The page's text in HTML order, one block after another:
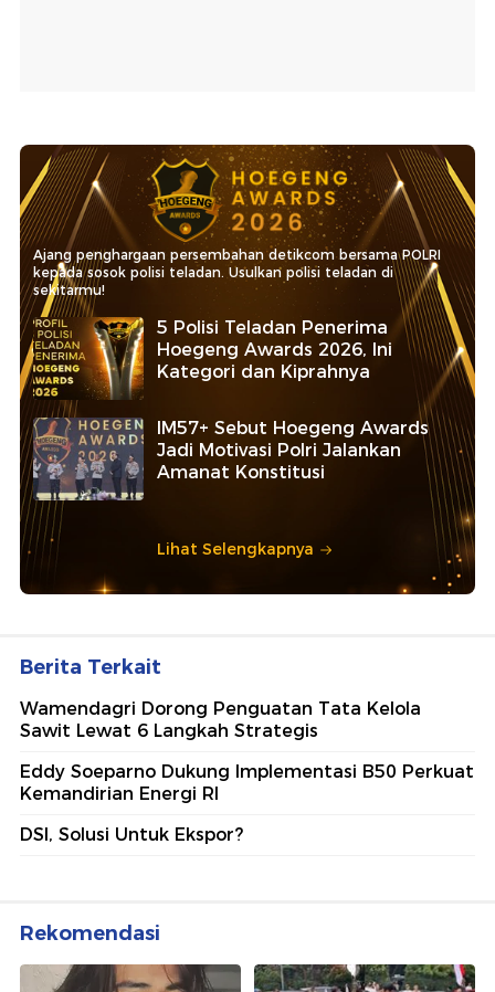
Ajang penghargaan persembahan detikcom bersama POLRI
kepada sosok polisi teladan. Usulkan polisi teladan di
sekitarmu!
5 Polisi Teladan Penerima
Hoegeng Awards 2026, Ini
Kategori dan Kiprahnya
IM57+ Sebut Hoegeng Awards
Jadi Motivasi Polri Jalankan
Amanat Konstitusi
Lihat Selengkapnya
Berita Terkait
Wamendagri Dorong Penguatan Tata Kelola
Sawit Lewat 6 Langkah Strategis
Eddy Soeparno Dukung Implementasi B50 Perkuat
Kemandirian Energi RI
DSI, Solusi Untuk Ekspor?
Rekomendasi